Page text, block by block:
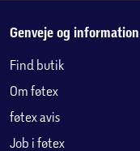
Genveje og information
Find butik
Om føtex
føtex avis
Job i føtex